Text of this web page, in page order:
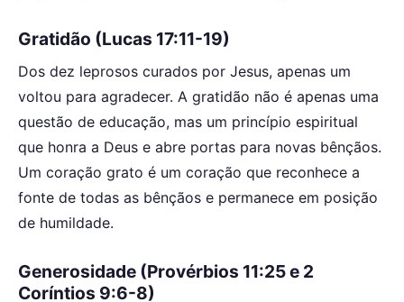
Gratidão (Lucas 17:11-19)
Dos dez leprosos curados por Jesus, apenas um
voltou para agradecer. A gratidão não é apenas uma
questão de educação, mas um princípio espiritual
que honra a Deus e abre portas para novas bênçãos.
Um coração grato é um coração que reconhece a
fonte de todas as bênçãos e permanece em posição
de humildade.
Generosidade (Provérbios 11:25 e 2
Coríntios 9:6-8)